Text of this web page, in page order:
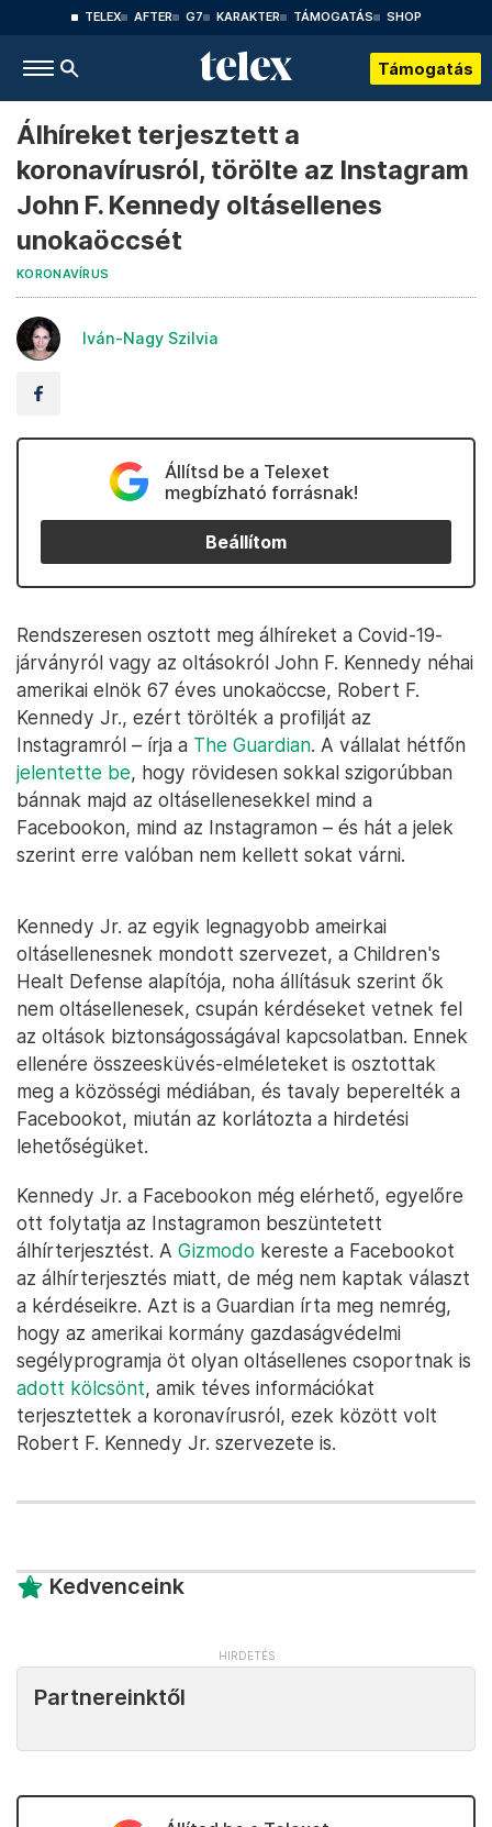
TELEX AFTER G7 KARAKTER TÁMOGATÁS SHOP
Támogatás
Álhíreket terjesztett a
koronavírusról, törölte az Instagram
John F. Kennedy oltásellenes
unokaöccsét
KORONAVÍRUS
Iván-Nagy Szilvia
Állítsd be a Telexet
megbízható forrásnak!
Beállítom
Rendszeresen osztott meg álhíreket a Covid-19-
járványról vagy az oltásokról John F. Kennedy néhai
amerikai elnök 67 éves unokaöccse, Robert F.
Kennedy Jr., ezért törölték a profilját az
Instagramról – írja a The Guardian. A vállalat hétfőn
jelentette be, hogy rövidesen sokkal szigorúbban
bánnak majd az oltásellenesekkel mind a
Facebookon, mind az Instagramon – és hát a jelek
szerint erre valóban nem kellett sokat várni.
Kennedy Jr. az egyik legnagyobb ameirkai
oltásellenesnek mondott szervezet, a Children's
Healt Defense alapítója, noha állításuk szerint ők
nem oltásellenesek, csupán kérdéseket vetnek fel
az oltások biztonságosságával kapcsolatban. Ennek
ellenére összeesküvés-elméleteket is osztottak
meg a közösségi médiában, és tavaly beperelték a
Facebookot, miután az korlátozta a hirdetési
lehetőségüket.
Kennedy Jr. a Facebookon még elérhető, egyelőre
ott folytatja az Instagramon beszüntetett
álhírterjesztést. A Gizmodo kereste a Facebookot
az álhírterjesztés miatt, de még nem kaptak választ
a kérdéseikre. Azt is a Guardian írta meg nemrég,
hogy az amerikai kormány gazdaságvédelmi
segélyprogramja öt olyan oltásellenes csoportnak is
adott kölcsönt, amik téves információkat
terjesztettek a koronavírusról, ezek között volt
Robert F. Kennedy Jr. szervezete is.
Kedvenceink
Partnereinktől